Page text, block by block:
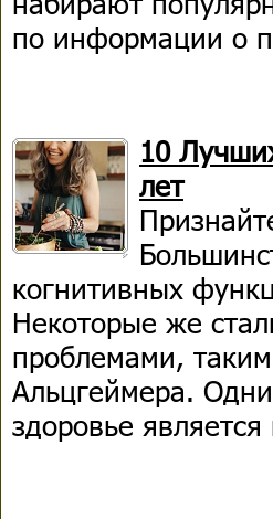
по информации о
10
лет
когнитивных
Некоторые же
проблемами,
Альцгеймера.
здоровье